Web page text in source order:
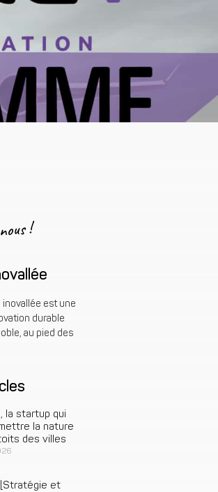
!
inovallée est une
durable
au pied des
la startup qui
la nature
des villes
[Stratégie et